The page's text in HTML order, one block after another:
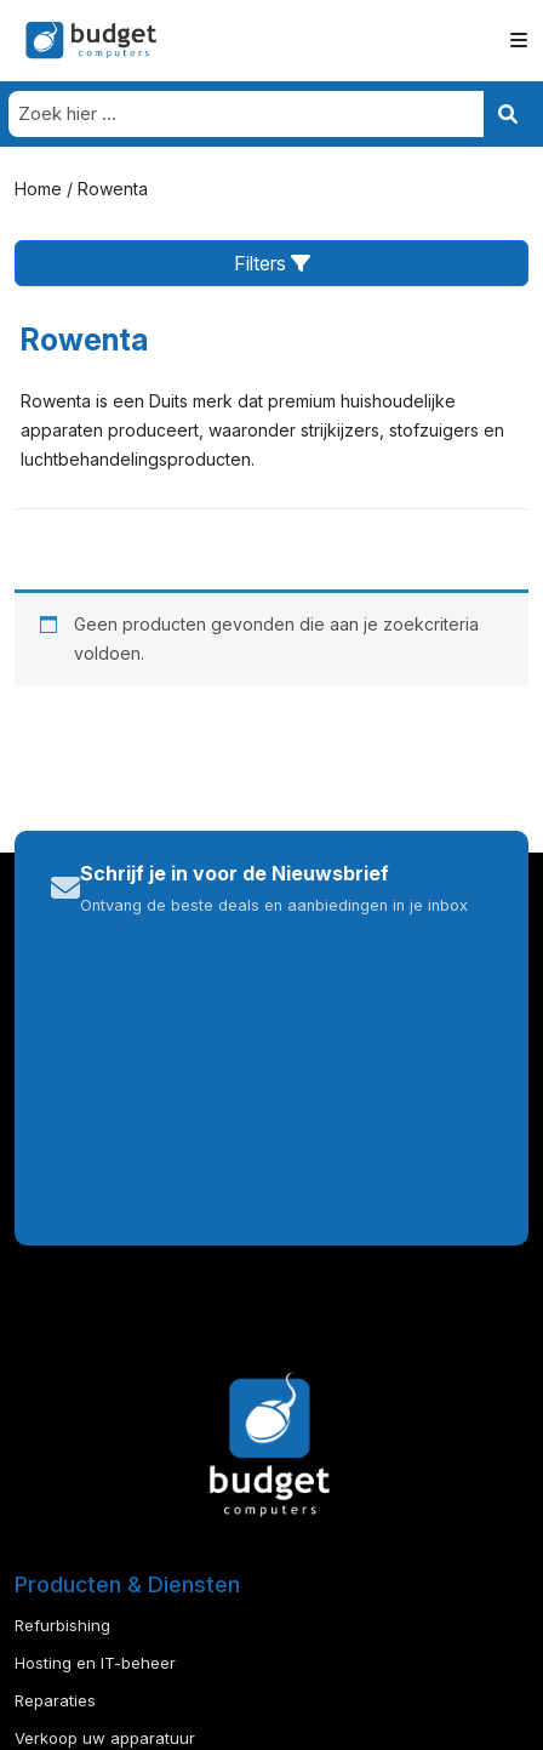
Home / Rowenta
Filters
Rowenta
Rowenta is een Duits merk dat premium huishoudelijke
apparaten produceert, waaronder strijkijzers, stofzuigers en
luchtbehandelingsproducten.
Geen producten gevonden die aan je zoekcriteria
voldoen.
Schrijf je in voor de Nieuwsbrief
Ontvang de beste deals en aanbiedingen in je inbox
Producten & Diensten
Refurbishing
Hosting en IT-beheer
Reparaties
Verkoop uw apparatuur